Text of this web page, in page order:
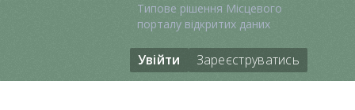
Типове рішення Місцевого
порталу відкритих даних
Увійти Зареєструватись